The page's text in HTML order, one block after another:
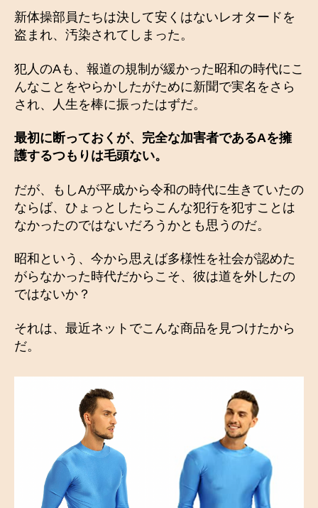
新体操部員たちは決して安くはないレオタードを
盗まれ、汚染されてしまった。
犯人のAも、報道の規制が緩かった昭和の時代にこ
んなことをやらかしたがために新聞で実名をさら
され、人生を棒に振ったはずだ。
最初に断っておくが、完全な加害者であるAを擁
護するつもりは毛頭ない。
だが、もしAが平成から令和の時代に生きていたの
ならば、ひょっとしたらこんな犯行を犯すことは
なかったのではないだろうかとも思うのだ。
昭和という、今から思えば多様性を社会が認めた
がらなかった時代だからこそ、彼は道を外したの
ではないか？
それは、最近ネットでこんな商品を見つけたから
だ。